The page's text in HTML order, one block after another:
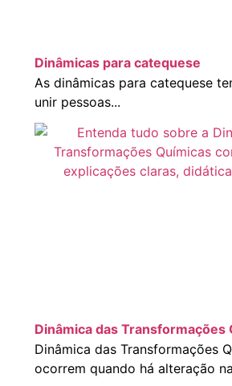
Dinâmicas para catequese
As dinâmicas para catequese
unir pessoas...
Dinâmica das Transformações
Dinâmica das Transformações
ocorrem quando há alteração